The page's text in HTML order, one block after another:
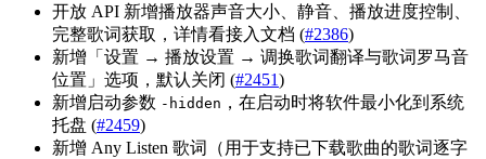
开放 API 新增播放器声音大小、静音、播放进度控制、
完整歌词获取，详情看接入文档 (#2386)
新增「设置 → 播放设置 → 调换歌词翻译与歌词罗马音
位置」选项，默认关闭 (#2451)
新增启动参数 -hidden ，在启动时将软件最小化到系统
托盘 (#2459)
新增 Any Listen 歌词（用于支持已下载歌曲的歌词逐字